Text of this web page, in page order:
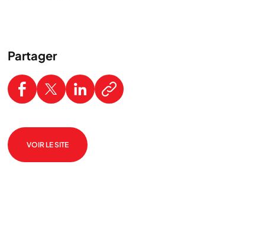
Partager
VOIR LE SITE